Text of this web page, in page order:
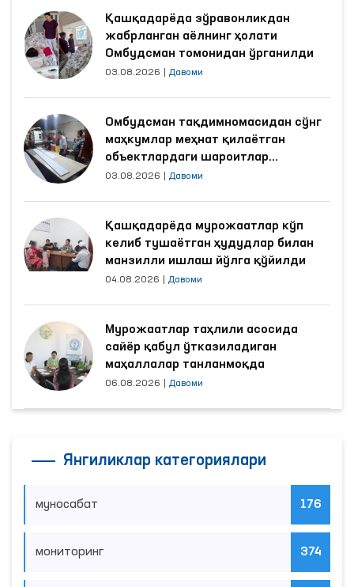
Қашқадарёда зўравонликдан
жабрланган аёлнинг ҳолати
Омбудсман томонидан ўрганилди
03.08.2026 Давоми
Омбудсман тақдимномасидан сўнг
маҳкумлар меҳнат қилаётган
объектлардаги шароитлар
яхшиланди
03.08.2026 Давоми
Қашқадарёда мурожаатлар кўп
келиб тушаётган ҳудудлар билан
манзилли ишлаш йўлга қўйилди
04.08.2026 Давоми
Мурожаатлар таҳлили асосида
сайёр қабул ўтказиладиган
маҳаллалар танланмоқда
06.08.2026 Давоми
Янгиликлар категориялари
муносабат 176
мониторинг 374